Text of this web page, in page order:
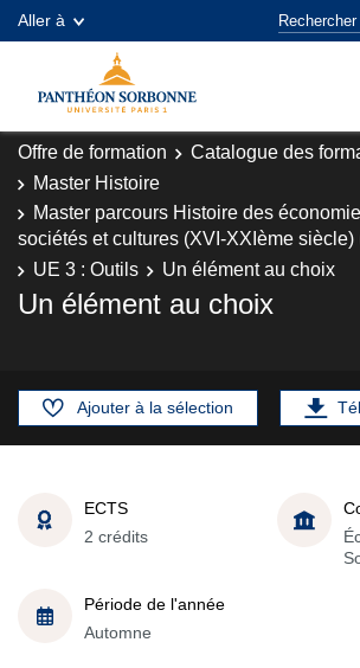
Aller à
Offre de formation Catalogue des
Master Histoire
Master parcours Histoire des
sociétés et cultures (XVI-XXIème siècle)
UE 3 : Outils
Un élément au choix
Un élément au choix
Ajouter à la sélection
ECTS
2 crédits
Période de l'année
Automne